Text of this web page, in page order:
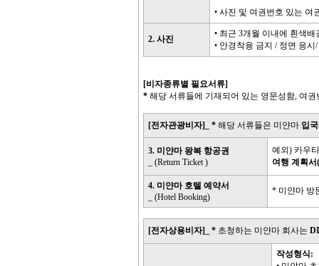
• 사진 및 여권번호 있는 여
2. 사진
• 최근 3개월 이내에 흰색
• 안경착용 금지 / 정면 응시
[비자종류별 필요서류]
* 해당 서류들에 기재되어 있는 영문성함, 여
[전자관광비자]_ * 해당 서류들은 미얀마 입
3. 미얀마 왕복 항공권
_ (Return Ticket )
예외) 카우
여행 계획
4. 미얀마 호텔 예약서
_ (Hotel Booking)
* 미얀마 방
[전자상용비자]_ * 초청하는 미얀마 회사는
작성형식: